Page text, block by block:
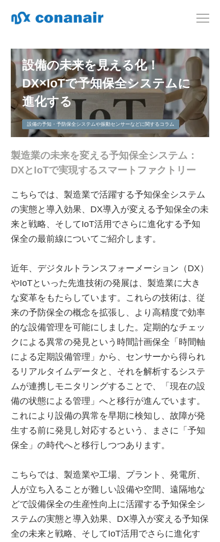
設備の未来を見える化！
DX×IoTで予知保全システムに
進化する
設備の予知・予防保全システムや振動センサーなどに関するコラム
製造業の未来を変える予知保全システム：
DXとIoTで実現するスマートファクトリー
こちらでは、製造業で活躍する予知保全システム
の実態と導入効果、DX導入が変える予知保全の未
来と戦略、そしてIoT活用でさらに進化する予知
保全の最前線についてご紹介します。
近年、デジタルトランスフォーメーション（DX）
やIoTといった先進技術の発展は、製造業に大き
な変革をもたらしています。これらの技術は、従
来の予防保全の概念を拡張し、より高精度で効率
的な設備管理を可能にしました。定期的なチェッ
クによる異常の発見という時間計画保全「時間軸
による定期設備管理」から、センサーから得られ
るリアルタイムデータと、それを解析するシステ
ムが連携しモニタリングすることで、「現在の設
備の状態による管理」へと移行が進んでいます。
これにより設備の異常を早期に検知し、故障が発
生する前に発見し対応するという、まさに「予知
保全」の時代へと移行しつつあります。
こちらでは、製造業や工場、プラント、発電所、
人が立ち入ることが難しい設備や空間、遠隔地な
どで設備保全の生産性向上に活躍する予知保全シ
ステムの実態と導入効果、DX導入が変える予知保
全の未来と戦略、そしてIoT活用でさらに進化す